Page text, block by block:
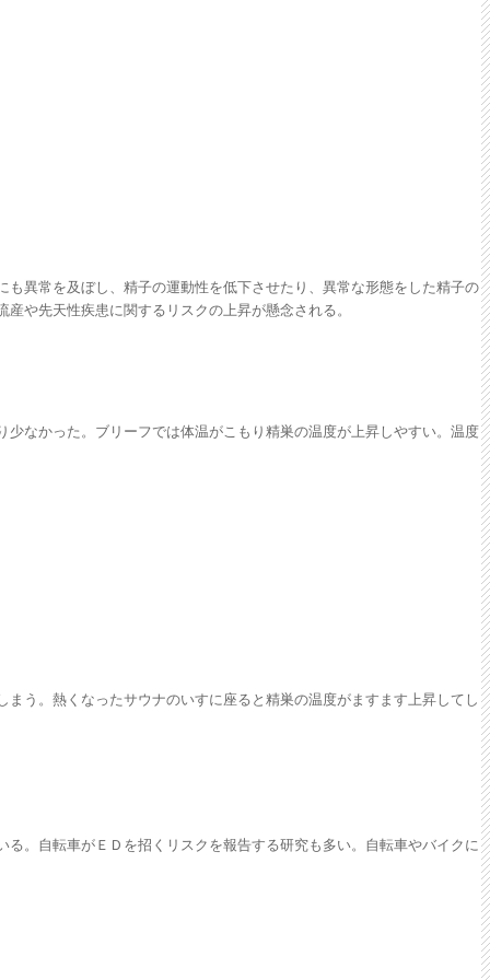
異常を及ぼし、精子の運動性を低下させたり、異常な形態をした精子の
や先天性疾患に関するリスクの上昇が懸念される。
なかった。ブリーフでは体温がこもり精巣の温度が上昇しやすい。温度
う。熱くなったサウナのいすに座ると精巣の温度がますます上昇してし
。自転車がＥＤを招くリスクを報告する研究も多い。自転車やバイクに